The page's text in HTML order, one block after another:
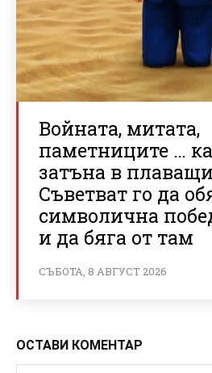
Войната, митата,
паметниците …
затъна в
Съветват го да
символична
и да бяга от там
СЪБОТА, 8 АВГУСТ 2026
ОСТАВИ КОМЕНТАР